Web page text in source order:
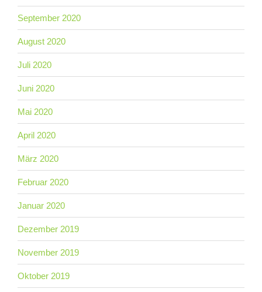
September 2020
August 2020
Juli 2020
Juni 2020
Mai 2020
April 2020
März 2020
Februar 2020
Januar 2020
Dezember 2019
November 2019
Oktober 2019